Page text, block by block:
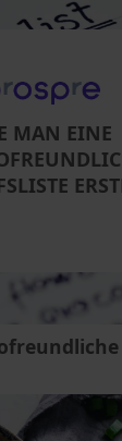
MAN EINE